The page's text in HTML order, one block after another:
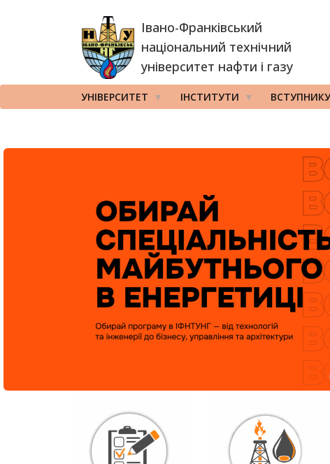
Івано-Франківський
національний технічний
університет нафти і газу
УНІВЕРСИТЕТ ІНСТИТУТИ ВСТУПНИКУ